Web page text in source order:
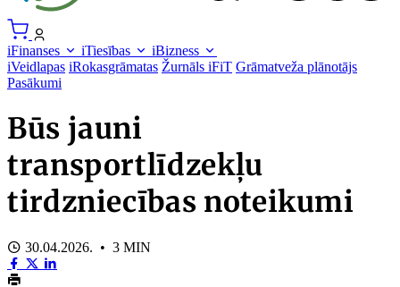
iFinanses iTiesības
iBizness
iVeidlapas iRokasgrāmatas Žurnāls iFiT Grāmatveža plānotājs
Pasākumi
Būs jauni
transportlīdzekļu
tirdzniecības noteikumi
30.04.2026. • 3 MIN